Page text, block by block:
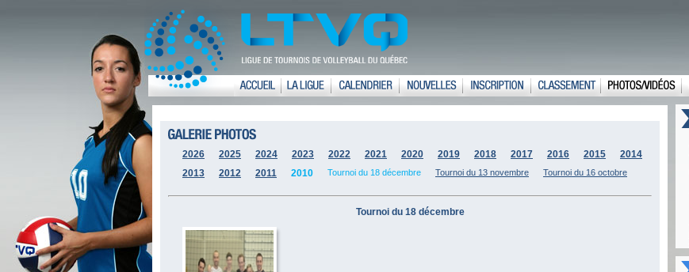
2026 2025 2024 2023 2022 2021 2020 2019 2018 2017 2016 2015
2014
2013
2012 2011 2010 Tournoi du 18 décembre Tournoi du 13 novembre Tournoi du 16 octobre
Tournoi du 18 décembre